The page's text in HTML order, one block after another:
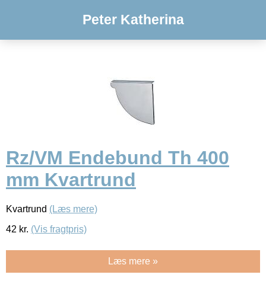
Peter Katherina
Rz/VM Endebund Th 400
mm Kvartrund
Kvartrund (Læs mere)
42 kr. (Vis fragtpris)
Læs mere »